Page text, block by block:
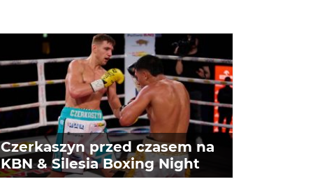
Czerkaszyn przed czasem na
KBN & Silesia Boxing Night